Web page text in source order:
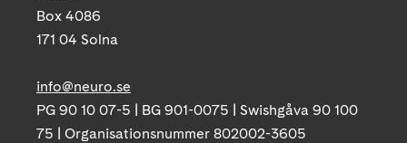
Box 4086
171 04 Solna
info@neuro.se
PG 90 10 07-5 | BG 901-0075 | Swishgåva 90 100
75 | Organisationsnummer 802002-3605